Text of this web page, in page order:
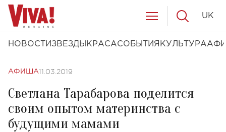
НОВОСТИ ЗВЕЗДЫ КРАСАСОБЫТИЯ КУЛЬТУРА
UK
АФИША11.03.2019
Светлана Тарабарова поделится
своим опытом материнства с
будущими мамами